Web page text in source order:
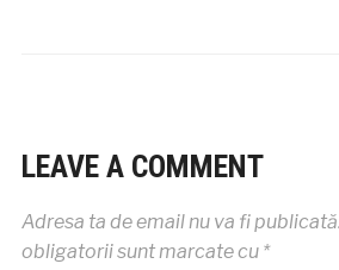
LEAVE A COMMENT
Adresa ta de email nu va fi publicată.
obligatorii sunt marcate cu *